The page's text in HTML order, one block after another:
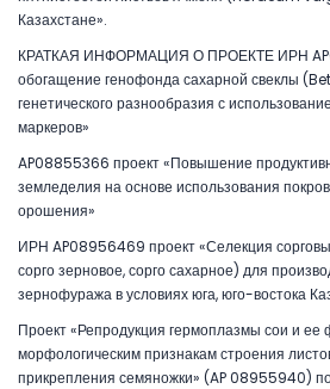
Казахстане».
КРАТКАЯ ИНФОРМАЦИЯ О ПРОЕКТЕ ИРН
обогащение генофонда сахарной свеклы
генетического разнообразия с
маркеров»
AP08855366 проект «Повышение
земледелия на основе использования
орошения»
ИРН AP08956469 проект «Селекция
сорго зерновое, сорго сахарное) для
зернофуража в условиях юга, юго-востока
Проект «Репродукция гермоплазмы сои и
морфологическим признакам строения
прикрепления семяножки» (AP 08955940)